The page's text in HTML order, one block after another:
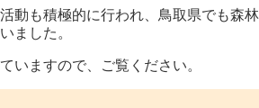
動も積極的に行われ、鳥取県でも森林
ました。
いますので、ご覧ください。